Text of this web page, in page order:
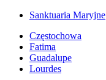
Sanktuaria Maryjne
Częstochowa
Fatima
Guadalupe
Lourdes